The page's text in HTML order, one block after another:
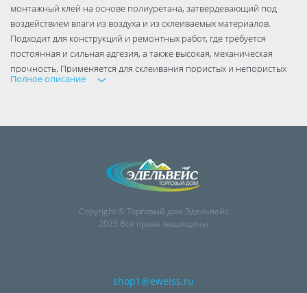
монтажный клей на основе полиуретана, затвердевающий под
воздействием влаги из воздуха и из склеиваемых материалов.
Подходит для конструкций и ремонтных работ, где требуется
постоянная и сильная адгезия, а также высокая, механическая
прочность. Применяется для склеивания пористых и непористых
поверхностей — металл, бетон, камень, кирпич, керамика, дерево,
Полное описание
Copyright © Торговый дом Эдельвейс
2023 Все права защищены
shop1@eweiss.ru